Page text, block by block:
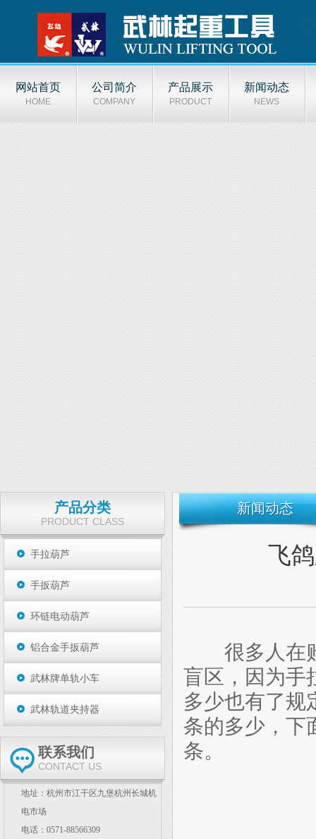
网站首页
HOME
公司简介
COMPANY
产品展示
PRODUCT
新闻动态
NEWS
产品分类
PRODUCT CLASS
手拉葫芦
手扳葫芦
环链电动葫芦
铝合金手扳葫芦
武林牌单轨小车
武林轨道夹持器
联系我们
CONTACT US
地址：杭州市江干区九堡杭州长城机
电市场
电话：0571-88566309
新闻动态
飞
很多人在
盲区，因为手
多少也有了规
条的多少，下
条。